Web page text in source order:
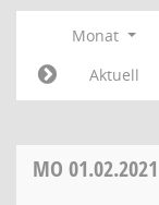
Monat
Aktuell
MO 01.02.2021